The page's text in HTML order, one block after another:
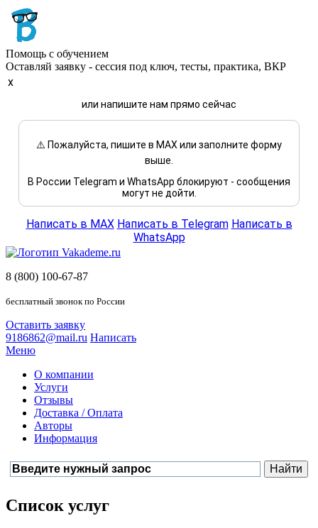
Помощь с обучением
Оставляй заявку - сессия под ключ, тесты, практика, ВКР
x
или напишите нам прямо сейчас
⚠️ Пожалуйста, пишите в MAX или заполните форму
выше.
В России Telegram и WhatsApp блокируют - сообщения
могут не дойти.
Написать в MAX Написать в Telegram Написать в
WhatsApp
8 (800) 100-67-87
бесплатный звонок по России
Оставить заявку
9186862@mail.ru Написать
Меню
О компании
Услуги
Отзывы
Доставка / Оплата
Авторы
Информация
Список услуг